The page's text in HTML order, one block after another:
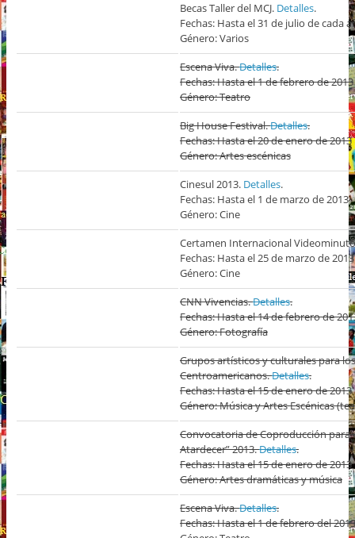
Becas Taller del MCJ. Detalles.
Fechas: Hasta el 31 de julio de cada
Género: Varios
Escena Viva.Detalles.
Fechas: Hasta el 1 de febrero de 2013
Género: Teatro
Big House Festival.Detalles.
Fechas: Hasta el 20 de enero de 2013
Género: Artes escénicas
Cinesul 2013. Detalles.
Fechas: Hasta el 1 de marzo de 2013
Género: Cine
Certamen Internacional
Fechas: Hasta el 25 de marzo de 2013
Género: Cine
CNN Vivencias.Detalles.
Fechas: Hasta el 14 de febrero de
Género: Fotografía
Grupos artísticos y culturales para
Centroamericanos.Detalles.
Fechas: Hasta el 15 de enero de 2013
Género: Música y Artes Escénicas
Convocatoria de Coproducción para
Atardecer” 2013.Detalles.
Fechas: Hasta el 15 de enero de 2013
Género: Artes dramáticas y música
Escena Viva.Detalles.
Fechas: Hasta el 1 de febrero del 2013